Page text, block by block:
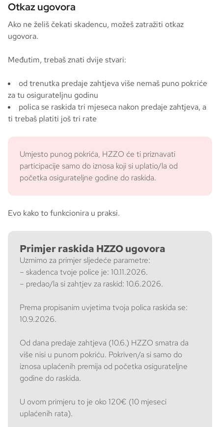
Otkaz ugovora
Ako ne želiš čekati skadencu, možeš zatražiti otkaz
ugovora.
Međutim, trebaš znati dvije stvari:
od trenutka predaje zahtjeva više nemaš puno pokriće
za tu osigurateljnu godinu
polica se raskida tri mjeseca nakon predaje zahtjeva, a
ti trebaš platiti još tri rate
Umjesto punog pokrića, HZZO će ti priznavati
participacije samo do iznosa koji si uplatio/la od
početka osigurateljne godine do raskida.
Evo kako to funkcionira u praksi.
Primjer raskida HZZO ugovora
Uzmimo za primjer sljedeće parametre:
– skadenca tvoje police je: 10.11.2026.
– predao/la si zahtjev za raskid: 10.6.2026.
Prema propisanim uvjetima tvoja polica raskida se:
10.9.2026.
Od dana predaje zahtjeva (10.6.) HZZO smatra da
više nisi u punom pokriću. Pokriven/a si samo do
iznosa uplaćenih premija od početka osigurateljne
godine do raskida.
U ovom primjeru to je oko 120€ (10 mjeseci
uplaćenih rata).